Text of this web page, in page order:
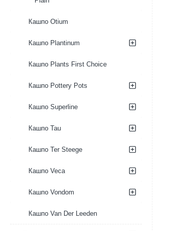
Кашпо Otium
Кашпо Plantinum
Кашпо Plants First Choice
Кашпо Pottery Pots
Кашпо Superline
Кашпо Tau
Кашпо Ter Steege
Кашпо Veca
Кашпо Vondom
Кашпо Van Der Leeden